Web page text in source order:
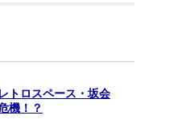
トロスペース・坂会
機！？